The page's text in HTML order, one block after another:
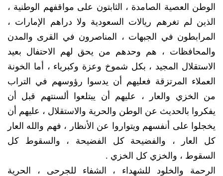
الوطن العصية الصامدة ، الثابتون على مواقفهم الوطنية ،
الذين لم تغرهم ريالات السعودية ولا دراهم الإمارات ،
المرابطون في الجبهات ، المناصرون في القرى والمدن
والمحافظات ، هم وحدهم من يحق لهم الاحتفال بعيد
الاستقلال المجيد ، بكل شموخ وعزة وكبرياء ، أما الخونة
العملاء المرتزقة فعليهم أن يدسوا رؤوسهم في التراب
من الخزي والعار ، عليهم أن يبتلعوا ألسنتهم قبل أن
يفكروا بالحديث عن الوطن والحرية والاستقلال ، عليهم أن
يخجلوا على أنفسهم ويتواروا عن الأنظار ، فهم والله العار
كل العار ، والفضيحة كل الفضيحة ، والسقوط كل
السقوط ، والخزي كل الخزي .
الرحمة والخلود للشهداء ، الشفاء للجرحى ، الحرية